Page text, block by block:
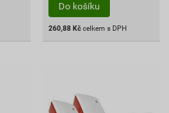
Do košíku
260,88 Kč celkem s DPH